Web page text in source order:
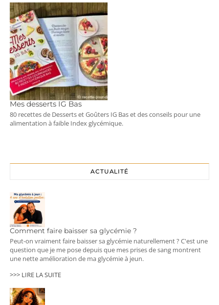
Mes desserts IG Bas
80 recettes de Desserts et Goûters IG Bas et des conseils pour une
alimentation à faible Index glycémique.
ACTUALITÉ
Comment faire baisser sa glycémie ?
Peut-on vraiment faire baisser sa glycémie naturellement ? C'est une
question que je me pose depuis que mes prises de sang montrent
une nette amélioration de ma glycémie à jeun.
>>> LIRE LA SUITE